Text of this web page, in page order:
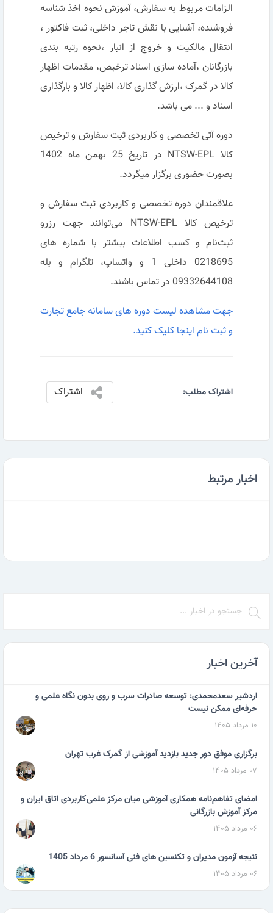
الزامات مربوط به سفارش، آموزش نحوه اخذ شناسه
فروشنده، آشنایی با نقش تاجر داخلی، ثبت فاکتور ،
انتقال مالکیت و خروج از انبار ،نحوه رتبه بندی
بازرگانان ،آماده سازی اسناد ترخیص، مقدمات اظهار
کالا در گمرک ،ارزش گذاری کالا، اظهار کالا و بارگذاری
اسناد و ... می باشد.
دوره آتی تخصصی و کاربردی ثبت سفارش و ترخیص
کالا NTSW-EPL در تاریخ 25 بهمن ماه 1402
بصورت حضوری برگزار میگردد.
علاقمندان دوره تخصصی و کاربردی ثبت سفارش و
ترخیص کالا NTSW-EPL می‌توانند جهت رزرو
ثبت‌نام و کسب اطلاعات بیشتر با شماره های
0218695 داخلی 1 و واتساپ، تلگرام و بله
09332644108 در تماس باشند.
جهت مشاهده لیست دوره های سامانه جامع تجارت
و ثبت نام اینجا کلیک کنید.
اشتراک مطلب: اشتراک
اخبار مرتبط
آخرین اخبار
اردشیر سعدمحمدی: توسعه صادرات سرب و روی بدون نگاه علمی و
حرفه‌ای ممکن نیست
۱۰ مرداد ۱۴۰۵
برگزاری موفق دور جدید بازدید آموزشی از گمرک غرب تهران
۰۷ مرداد ۱۴۰۵
امضای تفاهم‌نامه همکاری آموزشی میان مرکز علمی‌کاربردی اتاق ایران و
مرکز آموزش بازرگانی
۰۶ مرداد ۱۴۰۵
نتیجه آزمون مدیران و تکنسین های فنی آسانسور 6 مرداد 1405
۰۶ مرداد ۱۴۰۵